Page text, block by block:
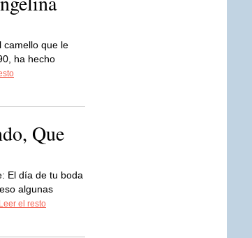
camello que le
ha hecho
Que
El día de tu boda
algunas
Leer el resto